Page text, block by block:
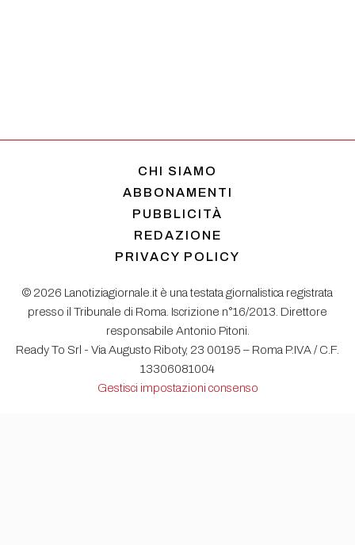
CHI SIAMO
ABBONAMENTI
PUBBLICITÀ
REDAZIONE
PRIVACY POLICY
© 2026 Lanotiziagiornale.it è una testata giornalistica registrata
presso il Tribunale di Roma. Iscrizione n°16/2013. Direttore
responsabile Antonio Pitoni.
Ready To Srl - Via Augusto Riboty, 23 00195 – Roma P.IVA / C.F.
13306081004
Gestisci impostazioni consenso